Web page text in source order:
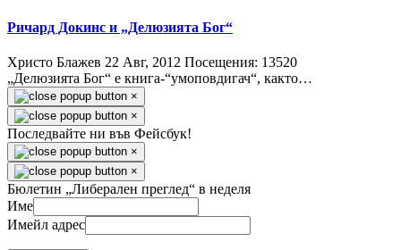
Ричард Докинс и „Делюзията Бог“
Христо Блажев 22 Авг, 2012 Посещения: 13520
„Делюзията Бог“ е книга-“умоповдигач“, както…
×
×
Последвайте ни във Фейсбук!
×
×
Бюлетин „Либерален преглед“ в неделя
Име
Имейл адрес